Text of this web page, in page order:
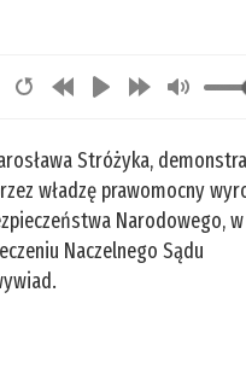
Stróżyka,
władzę prawomocny
Narodowego, w
Naczelnego Sądu